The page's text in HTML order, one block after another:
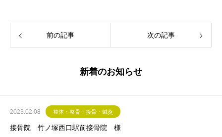
前の記事 次の記事
新着のお知らせ
2023.02.08 整体・整骨・接骨・鍼灸
接骨院 竹ノ塚西口駅前接骨院 様